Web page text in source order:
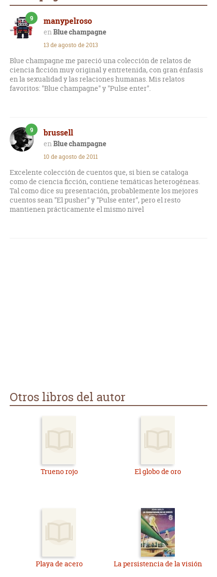
manypelroso
Blue champagne
9
13 de agosto de 2013
Blue champagne me pareció una colección de relatos de
ciencia ficción muy original y entretenida, con gran énfasis
en la sexualidad y las relaciones humanas. Mis relatos
favoritos: "Blue champagne" y "Pulse enter".
brussell
Blue champagne
9
10 de agosto de 2011
Excelente colección de cuentos que, si bien se cataloga
como de ciencia ficción, contiene temáticas heterogéneas.
Tal como dice su presentación, probablemente los mejores
cuentos sean "El pusher" y "Pulse enter", pero el resto
mantienen prácticamente el mismo nivel
Otros libros del autor
Trueno rojo El globo de oro
Playa de acero La persistencia de la visión